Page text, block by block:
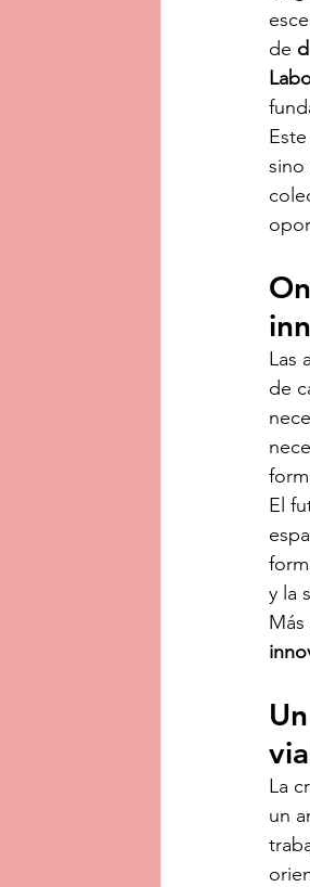
de
sino
Las
de
El
y la
La
un